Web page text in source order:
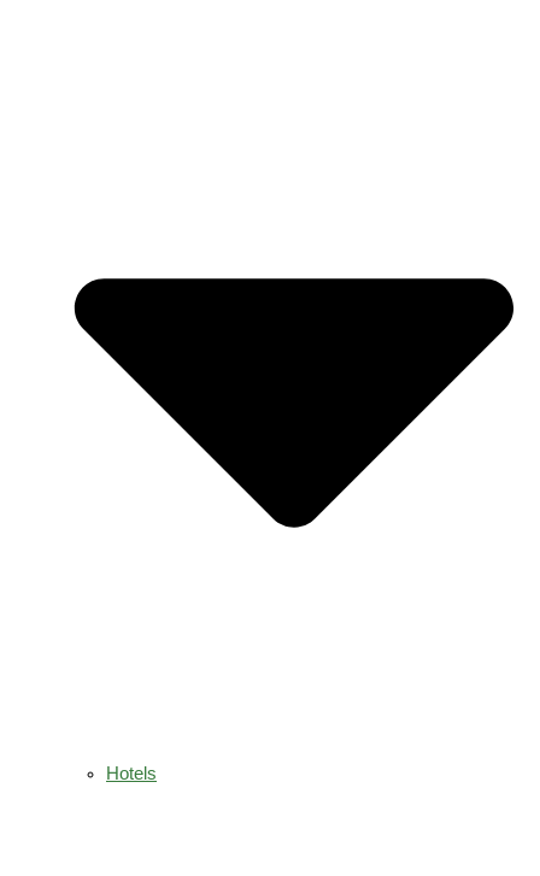
Hotels